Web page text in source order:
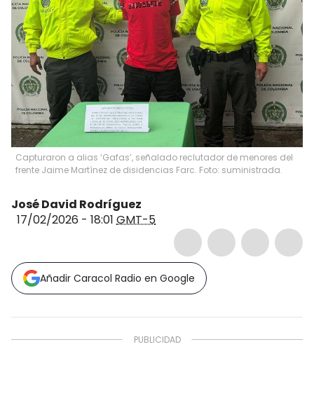
Capturaron a alias ‘Gafas’, señalado reclutador de menores del
frente Jaime Martínez de disidencias Farc. Foto: suministrada.
José David Rodríguez
17/02/2026 - 18:01 GMT-5
Añadir Caracol Radio en Google